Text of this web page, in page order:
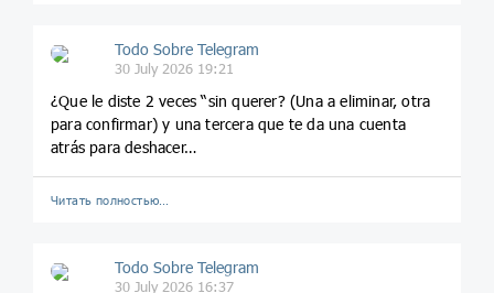
Todo Sobre Telegram
30 July 2026 19:21
¿Que le diste 2 veces “sin querer? (Una a eliminar, otra
para confirmar) y una tercera que te da una cuenta
atrás para deshacer…
Читать полностью…
Todo Sobre Telegram
30 July 2026 16:37